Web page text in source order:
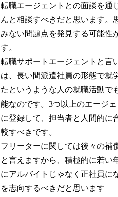
転職エージェントとの面談を通
んと相談すべきだと思います。
みない問題点を発見する可能性
す。
転職サポートエージェントと言
は、長い間派遣社員の形態で就
たというような人の就職活動で
能なのです。3つ以上のエージ
に登録して、担当者と人間的に
較すべきです。
フリーターに関しては後々の補
と言えますから、積極的に若い
にアルバイトじゃなく正社員に
を志向するべきだと思います